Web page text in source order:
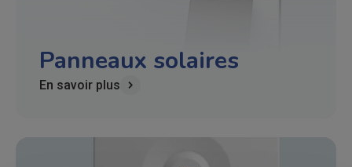
Panneaux solaires
En savoir plus